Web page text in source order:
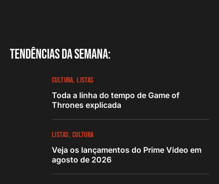
Tendências da semana:
CULTURA LISTAS
Toda a linha do tempo de Game of
Thrones explicada
LISTAS CULTURA
Veja os lançamentos do Prime Video em
agosto de 2026